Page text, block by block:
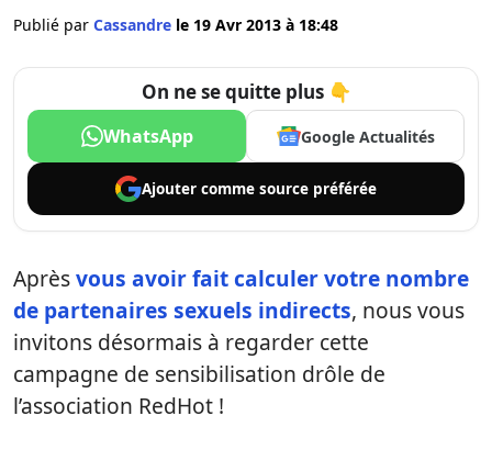
Publié par Cassandre le 19 Avr 2013 à 18:48
On ne se quitte plus 👇
WhatsApp Google Actualités
Ajouter comme source préférée
Aprèsvous avoir fait calculer votre nombre
de partenaires sexuels indirects, nous vous
invitons désormais à regarder cette
campagne de sensibilisation drôle de
l’association RedHot !